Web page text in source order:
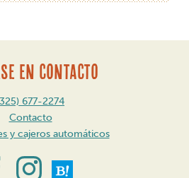
EN CONTACTO
677-2274
Contacto
y cajeros automáticos